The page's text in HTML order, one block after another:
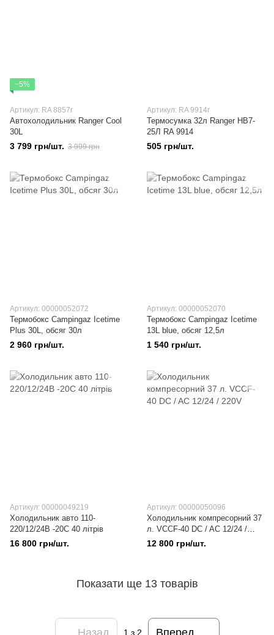
−5%
Артикул: RA 8857r
Автохолодильник Ranger Cool
30L
3 799 грн/шт. 3 999 грн
Артикул: RA 9914r
Термосумка 32л Ranger HB7-
25Л RA 9914
505 грн/шт.
Артикул: 00000052072
Термобокс Campingaz Icetime
Plus 30L, обсяг 30л
2 960 грн/шт.
Артикул: 00000052070
Термобокс Campingaz Icetime
13L blue, обсяг 12,5л
1 540 грн/шт.
Артикул: 00000049219
Холодильник авто 110-
220/12/24В -20С 40 лiтрiв
16 800 грн/шт.
Артикул: 00000050096
Холодильник компресорний 37
л. VCCF-40 DC / AC 12/24 /
220V
12 800 грн/шт.
Показати ще 13 товарів
Назад 1 з 2 Вперед